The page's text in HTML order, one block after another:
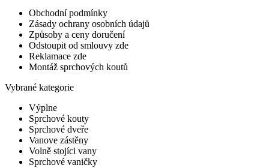
Obchodní podmínky
Zásady ochrany osobních údajů
Způsoby a ceny doručení
Odstoupit od smlouvy zde
Reklamace zde
Montáž sprchových koutů
Vybrané kategorie
Výplne
Sprchové kouty
Sprchové dveře
Vanove zástěny
Volně stojíci vany
Sprchové vaničky